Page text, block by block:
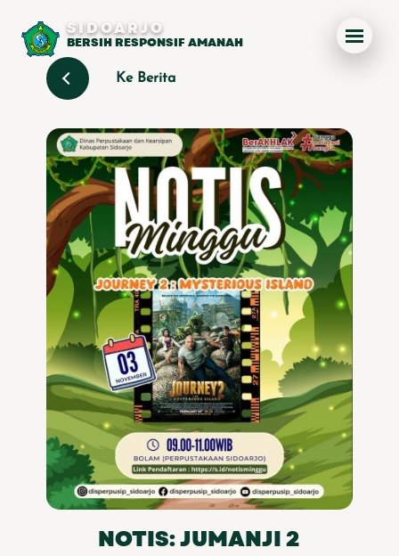
SIDOARJO
BERSIH RESPONSIF AMANAH
Ke Berita
NOTIS: JUMANJI 2